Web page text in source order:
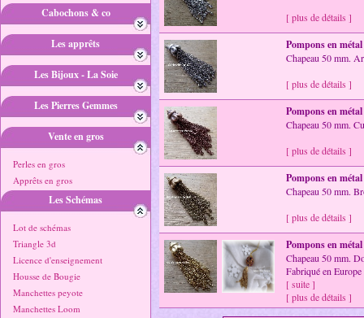
Cabochons & co
Les apprêts
Les Bijoux - La Soie
Les Pierres Gemmes
Vente en gros
Perles en gros
Apprêts en gros
Les Schémas
Lot de schémas
Triangle 3d
Licence d'enseignement
Housse de Bougie
Manchettes peyote
Manchettes Loom
[ plus de détails ]
Pompons en métal
Chapeau 50 mm.
[ plus de détails ]
Pompons en métal
Chapeau 50 mm.
[ plus de détails ]
Pompons en métal
Chapeau 50 mm.
[ plus de détails ]
Pompons en métal
Chapeau 50 mm.
Fabriqué en Europe
[ suite ]
[ plus de détails ]